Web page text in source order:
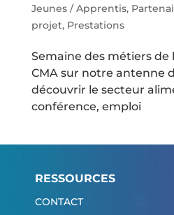
Jeunes / Apprentis,
projet, Prestations
Semaine des métiers de
CMA sur notre antenne
découvrir le secteur
conférence, emploi
RESSOURCES
CONTACT